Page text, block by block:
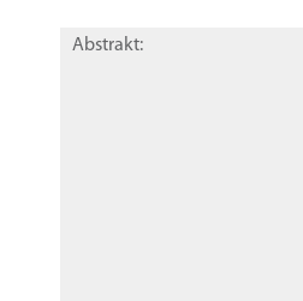
Abstrakt: